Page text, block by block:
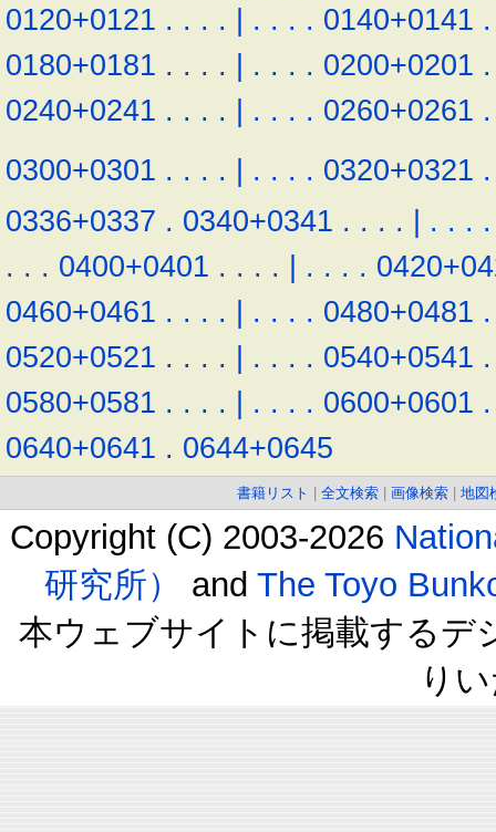
0120+0121 . . . . | . . . . 0140+0141 .
0180+0181 . . . . | . . . . 0200+0201 .
0240+0241 . . . . | . . . . 0260+0261 .
0300+0301 . . . . | . . . . 0320+0321 .
0336+0337 . 0340+0341 . . . . | . . . .
. . . 0400+0401 . . . . | . . . .
0460+0461 . . . . | . . . . 0480+0481 .
0520+0521 . . . . | . . . . 0540+0541 .
0580+0581 . . . . | . . . . 0600+0601 .
0640+0641 . 0644+0645
書籍リスト 全文検索 画像検索 地図
Copyright (C) 2003-2026
研究所）
and The Toyo
本ウェブサイトに掲載するデ
り